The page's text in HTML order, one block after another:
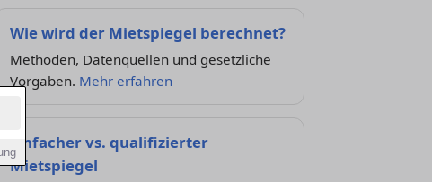
Wie wird der Mietspiegel berechnet?
Methoden, Datenquellen und gesetzliche
Vorgaben. Mehr erfahren
Einfacher vs. qualifizierter
Mietspiegel